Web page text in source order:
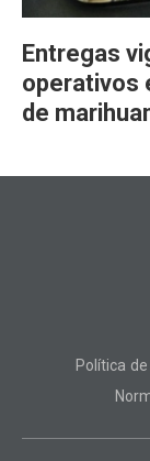
Entregas
operativos
de
Política